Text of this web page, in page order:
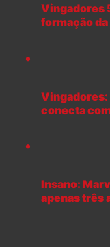
Vingadores
formação
Vingadores:
conecta
Insano:
apenas três